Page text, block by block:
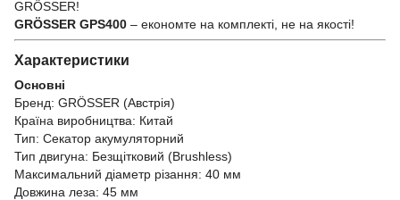
GRÖSSER!
GRÖSSER GPS400 – економте на комплекті, не на якості!
Характеристики
Основні
Бренд: GRÖSSER (Австрія)
Країна виробництва: Китай
Тип: Секатор акумуляторний
Тип двигуна: Безщітковий (Brushless)
Максимальний діаметр різання: 40 мм
Довжина леза: 45 мм